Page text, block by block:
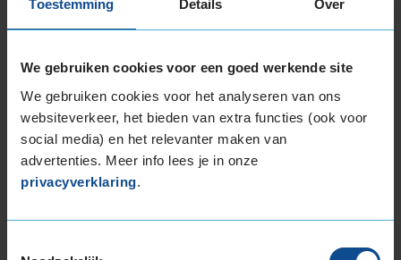
Toestemming Details Over
We gebruiken cookies voor een goed werkende site
We gebruiken cookies voor het analyseren van ons
websiteverkeer, het bieden van extra functies (ook voor
social media) en het relevanter maken van
advertenties. Meer info lees je in onze
privacyverklaring.
235/55R19 101V RUNFLAT
235/55R19 101V RUNFLAT
235/55R19 105W EXTRALOAD
235/55R19 105Y EXTRALOAD
235/60R19 107V EXTRALOAD
245/50R19 105W EXTRALOAD
245/50R19 105W EXTRALOAD RUNFLAT
255/45R19 100V